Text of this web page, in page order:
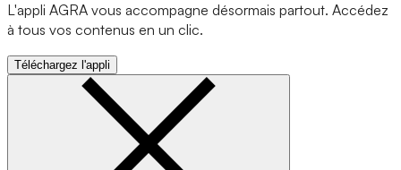
L'appli AGRA vous accompagne désormais partout. Accédez
à tous vos contenus en un clic.
Téléchargez l'appli